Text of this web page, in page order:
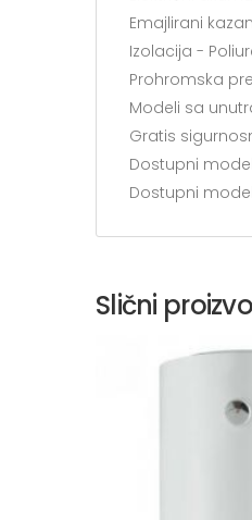
Emajlirani
Izolacija -
Prohromska
Modeli sa
Gratis
Dostupni
Dostupni
Slični